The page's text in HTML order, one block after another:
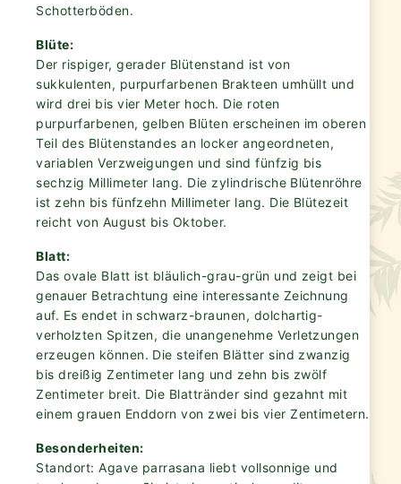
Schotterböden.
Blüte:
Der rispiger, gerader Blütenstand ist von
sukkulenten, purpurfarbenen Brakteen umhüllt und
wird drei bis vier Meter hoch. Die roten
purpurfarbenen, gelben Blüten erscheinen im oberen
Teil des Blütenstandes an locker angeordneten,
variablen Verzweigungen und sind fünfzig bis
sechzig Millimeter lang. Die zylindrische Blütenröhre
ist zehn bis fünfzehn Millimeter lang. Die Blütezeit
reicht von August bis Oktober.
Blatt:
Das ovale Blatt ist bläulich-grau-grün und zeigt bei
genauer Betrachtung eine interessante Zeichnung
auf. Es endet in schwarz-braunen, dolchartig-
verholzten Spitzen, die unangenehme Verletzungen
erzeugen können. Die steifen Blätter sind zwanzig
bis dreißig Zentimeter lang und zehn bis zwölf
Zentimeter breit. Die Blattränder sind gezahnt mit
einem grauen Enddorn von zwei bis vier Zentimetern.
Besonderheiten:
Standort: Agave parrasana liebt vollsonnige und